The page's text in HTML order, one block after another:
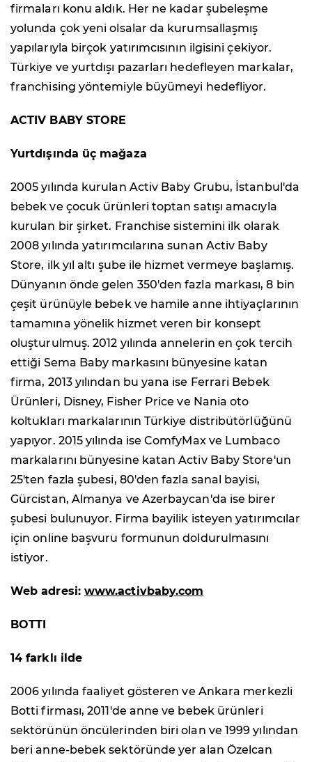
firmaları konu aldık. Her ne kadar şubeleşme
yolunda çok yeni olsalar da kurumsallaşmış
yapılarıyla birçok yatırımcısının ilgisini çekiyor.
Türkiye ve yurtdışı pazarları hedefleyen markalar,
franchising yöntemiyle büyümeyi hedefliyor.
ACTIV BABY STORE
Yurtdışında üç mağaza
2005 yılında kurulan Activ Baby Grubu, İstanbul'da
bebek ve çocuk ürünleri toptan satışı amacıyla
kurulan bir şirket. Franchise sistemini ilk olarak
2008 yılında yatırımcılarına sunan Activ Baby
Store, ilk yıl altı şube ile hizmet vermeye başlamış.
Dünyanın önde gelen 350'den fazla markası, 8 bin
çeşit ürünüyle bebek ve hamile anne ihtiyaçlarının
tamamına yönelik hizmet veren bir konsept
oluşturulmuş. 2012 yılında annelerin en çok tercih
ettiği Sema Baby markasını bünyesine katan
firma, 2013 yılından bu yana ise Ferrari Bebek
Ürünleri, Disney, Fisher Price ve Nania oto
koltukları markalarının Türkiye distribütörlüğünü
yapıyor. 2015 yılında ise ComfyMax ve Lumbaco
markalarını bünyesine katan Activ Baby Store'un
25'ten fazla şubesi, 80'den fazla sanal bayisi,
Gürcistan, Almanya ve Azerbaycan'da ise birer
şubesi bulunuyor. Firma bayilik isteyen yatırımcılar
için online başvuru formunun doldurulmasını
istiyor.
Web adresi: www.activbaby.com
BOTTI
14 farklı ilde
2006 yılında faaliyet gösteren ve Ankara merkezli
Botti firması, 2011'de anne ve bebek ürünleri
sektörünün öncülerinden biri olan ve 1999 yılından
beri anne-bebek sektöründe yer alan Özelcan